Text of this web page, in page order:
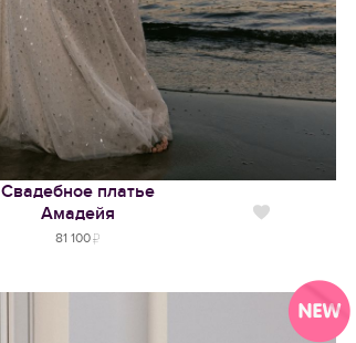
Свадебное платье
Амадейя
81 100